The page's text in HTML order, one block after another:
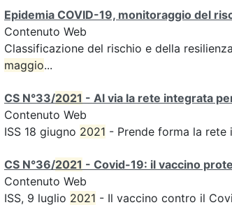
Epidemia COVID-19, monitoraggio del
Contenuto Web
Classificazione del rischio e della
maggio...
CS N°33/2021 - Al via la rete integrata
Contenuto Web
ISS 18 giugno 2021 - Prende forma la rete
CS N°36/2021 - Covid-19: il vaccino
Contenuto Web
ISS, 9 luglio 2021 - Il vaccino contro il